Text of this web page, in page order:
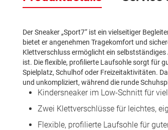
Bildergalerie
Der Sneaker „Sport7“ ist ein vielseitiger
bietet er angenehmen Tragekomfort und
Klettverschluss ermöglicht ein
ist. Die flexible, profilierte Laufsohle sorgt für
Spielplatz, Schulhof oder Freizeitaktivitäten.
und unkompliziert, während die runde
Kindersneaker im Low-Schnitt für
Zwei Klettverschlüsse für leichtes,
Flexible, profilierte Laufsohle für